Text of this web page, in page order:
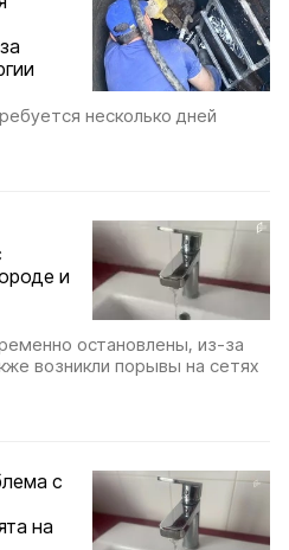
несколько дней
и
остановлены, из-за
возникли порывы на сетях
с
на